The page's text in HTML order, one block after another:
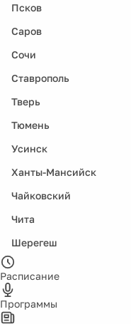
Псков
Саров
Сочи
Ставрополь
Тверь
Тюмень
Усинск
Ханты-Мансийск
Чайковский
Чита
Шерегеш
Расписание
Программы